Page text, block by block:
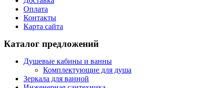
Оплата
Контакты
Карта сайта
Каталог предложений
Душевые кабины и ванны
Комплектующие для душа
Зеркала для ванной